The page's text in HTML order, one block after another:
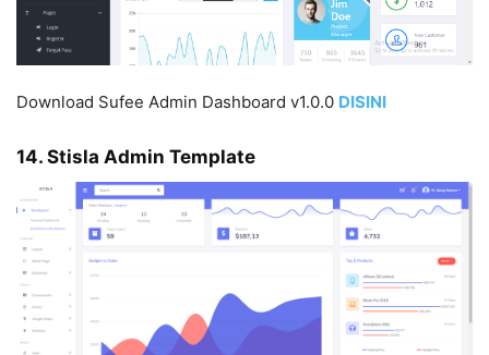
Download Sufee Admin Dashboard v1.0.0 DISINI
14. Stisla Admin Template